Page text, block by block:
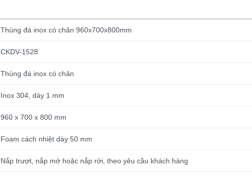
Thùng đá inox có chân 960x700x800mm
CKDV-1528
Thùng đá inox có chân
Inox 304, dày 1 mm
960 x 700 x 800 mm
Foam cách nhiệt dày 50 mm
Nắp trượt, nắp mở hoặc nắp rời, theo yêu cầu khách hàng